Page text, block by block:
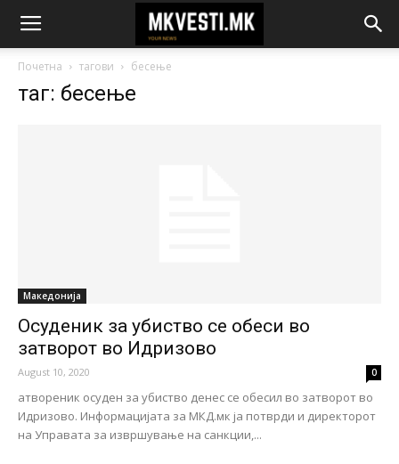
Почетна тагови бесење
таг: бесење
Македонија
Осуденик за убиство се обеси во
затворот во Идризово
August 10, 2020 0
атвореник осуден за убиство денес се обесил во затворот во
Идризово. Информацијата за МКД.мк ја потврди и директорот
на Управата за извршување на санкции,...